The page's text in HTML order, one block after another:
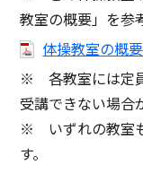
教室の概要」を参
体操教室の概
※ 各教室には定
受講できない場合
※ いずれの教室
す。